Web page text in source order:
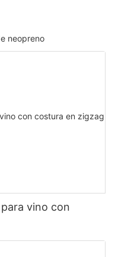
neopreno
vino con